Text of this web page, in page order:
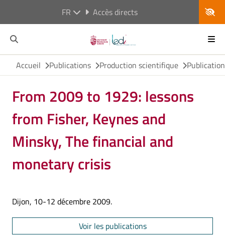
FR Accès directs
Accueil Publications Production scientifique
From 2009 to 1929: lessons
from Fisher, Keynes and
Minsky, The financial and
monetary crisis
Dijon, 10-12 décembre 2009.
Voir les publications